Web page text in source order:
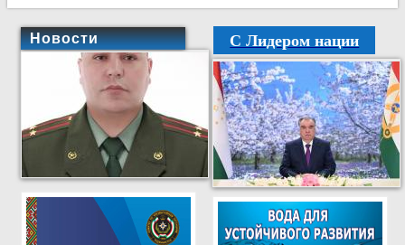
Новости С Лидером нации